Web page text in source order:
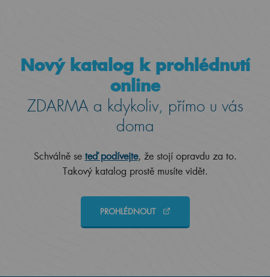
Nový katalog k prohlédnutí
online
ZDARMA a kdykoliv, přímo u vás
doma
Schválně se teď podívejte, že stojí opravdu za to.
Takový katalog prostě musíte vidět.
PROHLÉDNOUT